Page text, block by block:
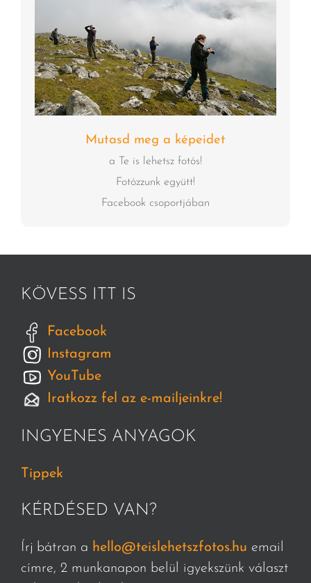
Mutasd meg a képeidet
a Te is lehetsz fotós!
Fotózzunk együtt!
Facebook csoportjában
KÖVESS ITT IS
Facebook
Instagram
YouTube
Iratkozz fel az e-mailjeinkre!
INGYENES ANYAGOK
Tippek
KÉRDÉSED VAN?
Írj bátran a hello@teislehetszfotos.hu email
címre, 2 munkanapon belül igyekszünk választ